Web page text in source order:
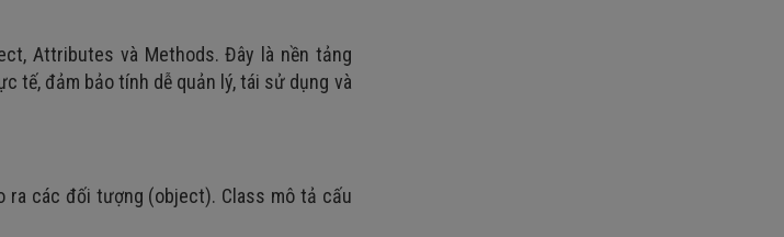
Attributes và Methods. Đây là nền tảng
tế, đảm bảo tính dễ quản lý, tái sử dụng và
ra các đối tượng (object). Class mô tả cấu